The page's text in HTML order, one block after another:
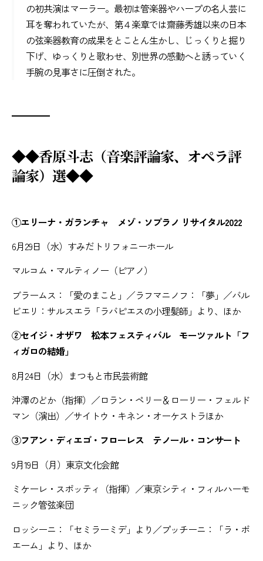
の初共演はマーラー。最初は管楽器やハープの名人芸に
耳を奪われていたが、第４楽章では齋藤秀雄以来の日本
の弦楽器教育の成果をとことん生かし、じっくりと掘り
下げ、ゆっくりと歌わせ、別世界の感動へと誘っていく
手腕の見事さに圧倒された。
◆◆香原斗志（音楽評論家、オペラ評
論家）選◆◆
①エリーナ・ガランチャ メゾ・ソプラノ リサイタル2022
6月29日（水）すみだトリフォニーホール
マルコム・マルティノー（ピアノ）
ブラームス：「愛のまこと」／ラフマニノフ：「夢」／バル
ビエリ：サルスエラ「ラバピエスの小理髪師」より、ほか
②セイジ・オザワ 松本フェスティバル モーツァルト「フ
ィガロの結婚」
8月24日（水）まつもと市民芸術館
沖澤のどか（指揮）／ロラン・ペリー＆ローリー・フェルド
マン（演出）／サイトウ・キネン・オーケストラほか
③フアン・ディエゴ・フローレス テノール・コンサート
9月19日（月）東京文化会館
ミケーレ・スポッティ（指揮）／東京シティ・フィルハーモ
ニック管弦楽団
ロッシーニ：「セミラーミデ」より／プッチーニ：「ラ・ボ
エーム」より、ほか